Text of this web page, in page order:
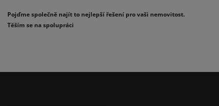
Pojďme společně najít to nejlepší řešení pro vaši nemovitost.
Těším se na spolupráci